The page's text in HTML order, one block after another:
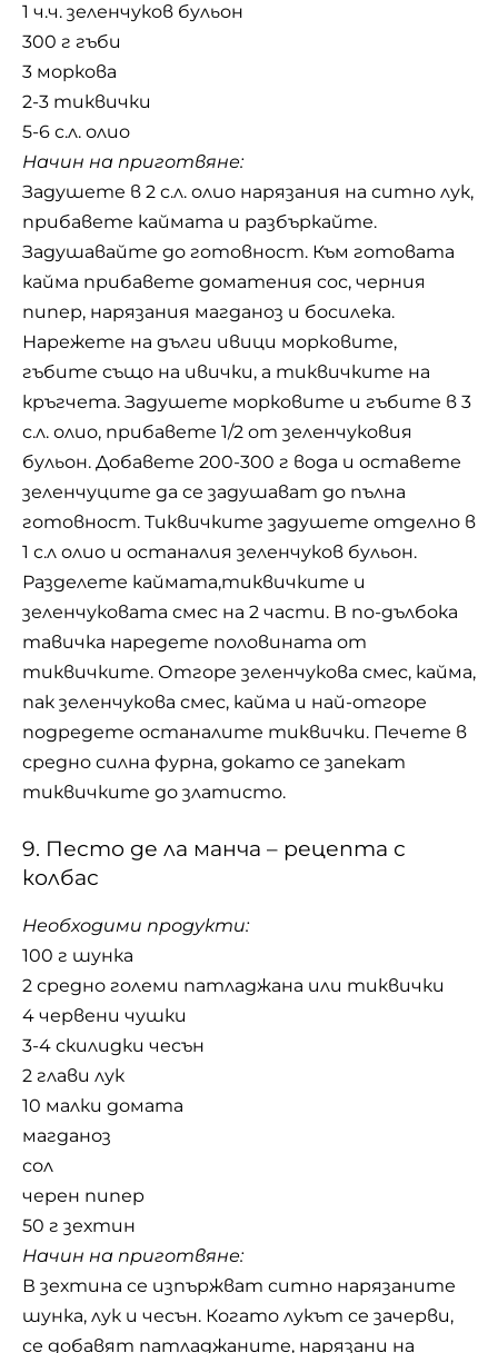
1 ч.ч. зеленчуков бульон
300 г гъби
3 моркова
2-3 тиквички
5-6 с.л. олио
Начин на приготвяне:
Задушете в 2 с.л. олио нарязания на ситно лук,
прибавете каймата и разбъркайте.
Задушавайте до готовност. Към готовата
кайма прибавете доматения сос, черния
пипер, нарязания магданоз и босилека.
Нарежете на дълги ивици морковите,
гъбите също на ивички, а тиквичките на
кръгчета. Задушете морковите и гъбите в 3
с.л. олио, прибавете 1/2 от зеленчуковия
бульон. Добавете 200-300 г вода и оставете
зеленчуците да се задушават до пълна
готовност. Тиквичките задушете отделно в
1 с.л олио и останалия зеленчуков бульон.
Разделете каймата,тиквичките и
зеленчуковата смес на 2 части. В по-дълбока
тавичка наредете половината от
тиквичките. Отгоре зеленчукова смес, кайма,
пак зеленчукова смес, кайма и най-отгоре
подредете останалите тиквички. Печете в
средно силна фурна, докато се запекат
тиквичките до златисто.
9. Песто де ла манча – рецепта с
колбас
Необходими продукти:
100 г шунка
2 средно големи патладжана или тиквички
4 червени чушки
3-4 скилидки чесън
2 глави лук
10 малки домата
магданоз
сол
черен пипер
50 г зехтин
Начин на приготвяне:
В зехтина се изпържват ситно нарязаните
шунка, лук и чесън. Когато лукът се зачерви,
се добавят патладжаните, нарязани на